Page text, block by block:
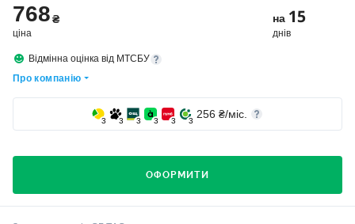
768₴
ціна
на 15
днів
Відмінна оцінка від МТСБУ
Про компанію
3 3 3 3 3 3
256 ₴/міс.
ОФОРМИТИ
Хто вибирає страхову компанію ІНГО?